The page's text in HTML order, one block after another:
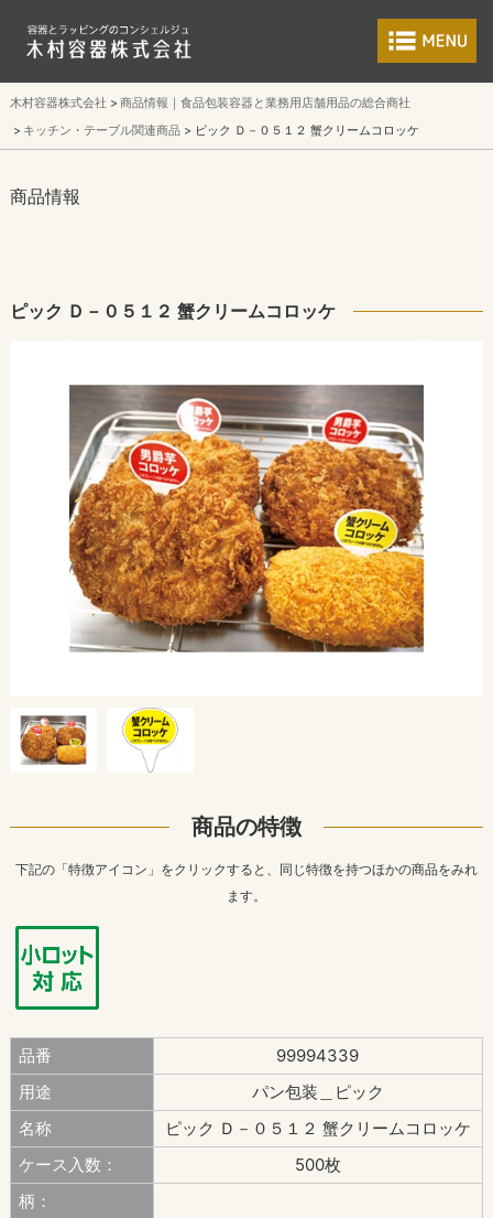
食品包装容器と
木村容器株式会社
商品情報｜食品包装容器と業務用店舗用品の総合商社
キッチン・テーブル関連商品
ピック Ｄ－０５１２ 蟹クリームコロッケ
商品情報
ピック Ｄ－０５１２ 蟹クリームコロッケ
商品の特徴
下記の「特徴アイコン」をクリックすると、同じ特徴を持つほかの商品をみれ
ます。
品番
99994339
用途
パン包装＿ピック
名称
ピック Ｄ－０５１２ 蟹クリームコロッケ
ケース入数：
500枚
柄：